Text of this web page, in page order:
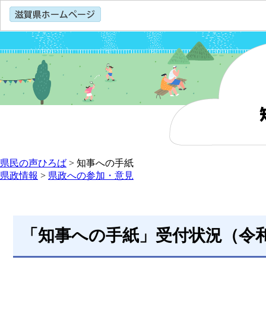
県民の声ひろば > 知事への手紙
県政情報 > 県政への参加・意見
「知事への手紙」受付状況（令